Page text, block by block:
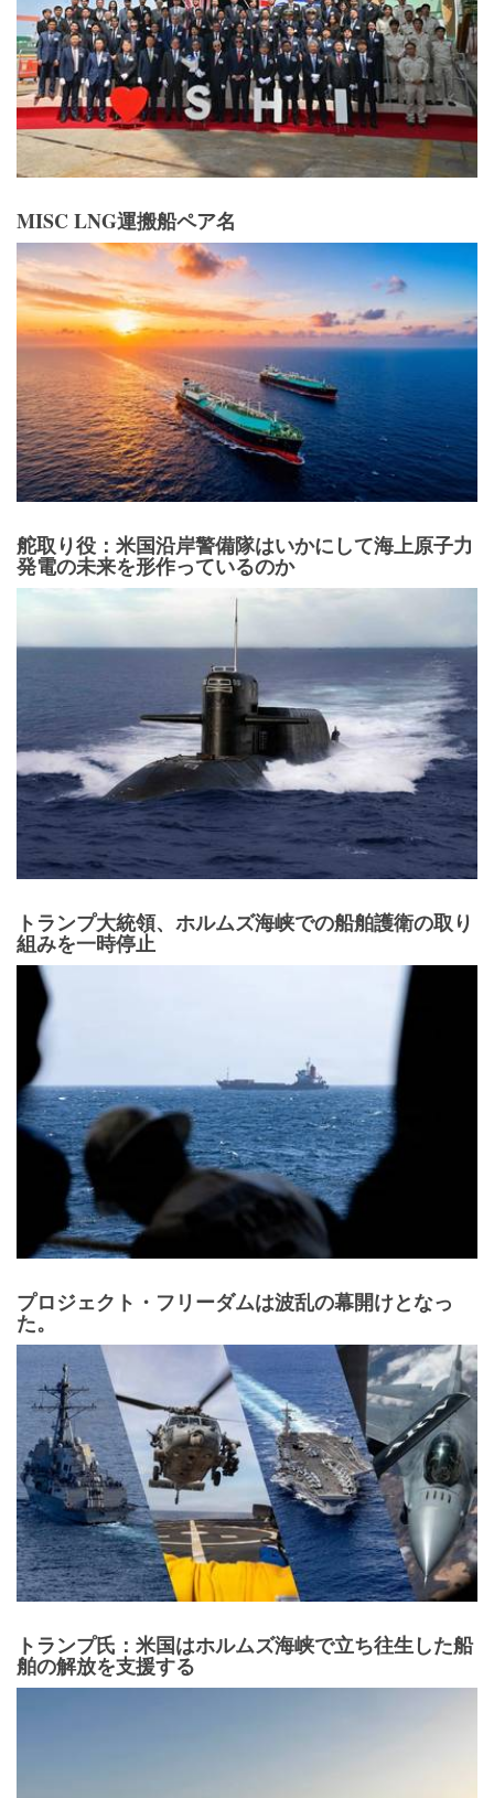
MISC LNG運搬船ペア名
舵取り役：米国沿岸警備隊はいかにして海上原子力
発電の未来を形作っているのか
トランプ大統領、ホルムズ海峡での船舶護衛の取り
組みを一時停止
プロジェクト・フリーダムは波乱の幕開けとなっ
た。
トランプ氏：米国はホルムズ海峡で立ち往生した船
舶の解放を支援する